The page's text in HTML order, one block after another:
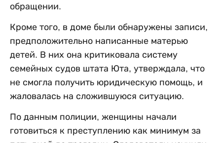
обращении.
Кроме того, в доме были обнаружены записи,
предположительно написанные матерью
детей. В них она критиковала систему
семейных судов штата Юта, утверждала, что
не смогла получить юридическую помощь, и
жаловалась на сложившуюся ситуацию.
По данным полиции, женщины начали
готовиться к преступлению как минимум за